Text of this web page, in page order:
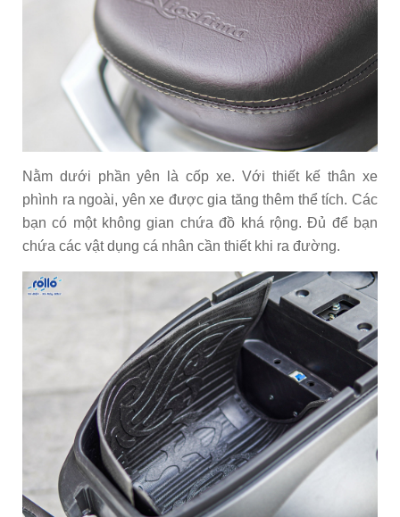
Nằm dưới phần yên là cốp xe. Với thiết kế thân xe
phình ra ngoài, yên xe được gia tăng thêm thể tích. Các
bạn có một không gian chứa đồ khá rộng. Đủ để bạn
chứa các vật dụng cá nhân cần thiết khi ra đường.